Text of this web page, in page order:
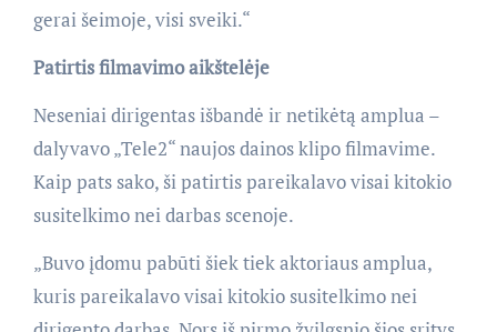
gerai šeimoje, visi sveiki.“
Patirtis filmavimo aikštelėje
Neseniai dirigentas išbandė ir netikėtą amplua –
dalyvavo „Tele2“ naujos dainos klipo filmavime.
Kaip pats sako, ši patirtis pareikalavo visai kitokio
susitelkimo nei darbas scenoje.
„Buvo įdomu pabūti šiek tiek aktoriaus amplua,
kuris pareikalavo visai kitokio susitelkimo nei